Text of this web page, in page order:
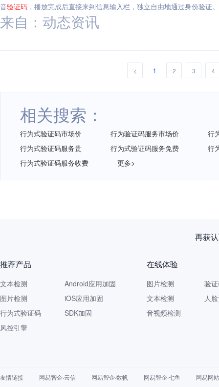
音验证码 ，播放完成后直接来到信息输入栏，独立自由地通过身份验证
来自：动态资讯
< 1 2 3 4
相关搜索：
行为式验证码市场价 行为验证码服务市场价
行
行为式验证码服务贵
行为式验证码服务免费
行
行为式验证码服务收费
更多>
再获
推荐产品
文本检测
图片检测
行为式验证码
风控引擎
Android应用加固
iOS应用加固
SDK加固
在线体验
图片检测
文本检测
音视频检测
验
人
友情链接 网易智企·云信 网易智企·数帆 网易智企·七鱼 网易网